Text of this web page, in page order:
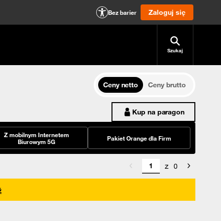
Bez barier Zaloguj się
Szukaj
Ceny netto
Ceny brutto
Kup na paragon
Z mobilnym Internetem
Biurowym 5G
Pakiet Orange dla Firm
z 0